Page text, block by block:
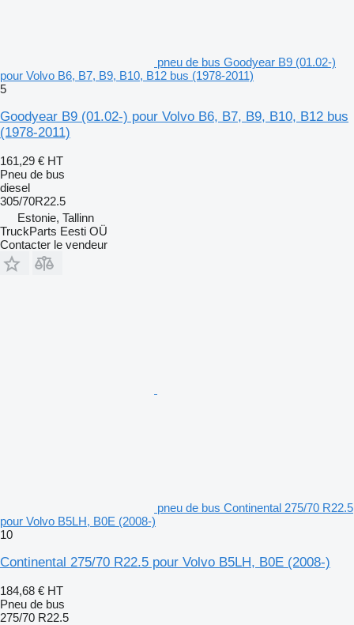
pneu de bus Goodyear B9 (01.02-)
pour Volvo B6, B7, B9, B10, B12 bus (1978-2011)
5
Goodyear B9 (01.02-) pour Volvo B6, B7, B9, B10, B12 bus
(1978-2011)
161,29 € HT
Pneu de bus
diesel
305/70R22.5
Estonie, Tallinn
TruckParts Eesti OÜ
Contacter le vendeur
pneu de bus Continental 275/70 R22.5
pour Volvo B5LH, B0E (2008-)
10
Continental 275/70 R22.5 pour Volvo B5LH, B0E (2008-)
184,68 € HT
Pneu de bus
275/70 R22.5